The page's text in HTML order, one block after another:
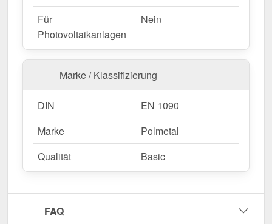
Für
Photovoltaikanlagen
Nein
Marke / Klassifizierung
DIN
EN 1090
Marke
Polmetal
Qualität
Basic
FAQ